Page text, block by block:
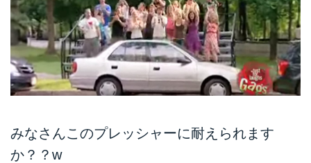
みなさんこのプレッシャーに耐えられます
か？？w